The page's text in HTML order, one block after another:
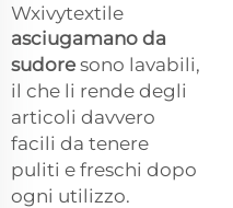
Wxivytextile
asciugamano da
sudoresono lavabili,
il che li rende degli
articoli davvero
facili da tenere
puliti e freschi dopo
ogni utilizzo.